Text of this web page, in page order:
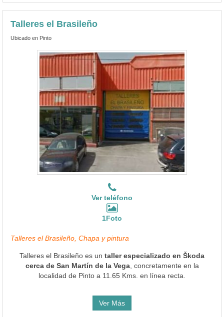
Talleres el Brasileño
Ubicado en Pinto
Ver teléfono
1Foto
Talleres el Brasileño, Chapa y pintura
Talleres el Brasileño es un taller especializado en Škoda
cerca de San Martín de la Vega, concretamente en la
localidad de Pinto a 11.65 Kms. en línea recta.
Ver Más